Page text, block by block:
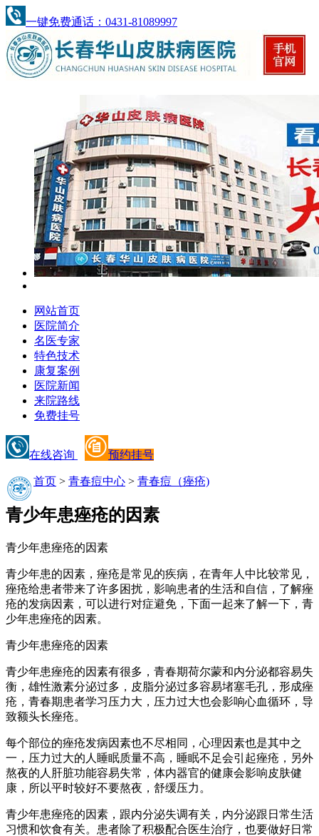
一键免费通话：0431-81089997
网站首页
医院简介
名医专家
特色技术
康复案例
医院新闻
来院路线
免费挂号
在线咨询 预约挂号
首页 > 青春痘中心 > 青春痘（痤疮)
青少年患痤疮的因素
青少年患痤疮的因素
青少年患的因素，痤疮是常见的疾病，在青年人中比较常见，
痤疮给患者带来了许多困扰，影响患者的生活和自信，了解痤
疮的发病因素，可以进行对症避免，下面一起来了解一下，青
少年患痤疮的因素。
青少年患痤疮的因素
青少年患痤疮的因素有很多，青春期荷尔蒙和内分泌都容易失
衡，雄性激素分泌过多，皮脂分泌过多容易堵塞毛孔，形成痤
疮，青春期患者学习压力大，压力过大也会影响心血循环，导
致额头长痤疮。
每个部位的痤疮发病因素也不尽相同，心理因素也是其中之
一，压力过大的人睡眠质量不高，睡眠不足会引起痤疮，另外
熬夜的人肝脏功能容易失常，体内器官的健康会影响皮肤健
康，所以平时较好不要熬夜，舒缓压力。
青少年患痤疮的因素，跟内分泌失调有关，内分泌跟日常生活
习惯和饮食有关。患者除了积极配合医生治疗，也要做好日常